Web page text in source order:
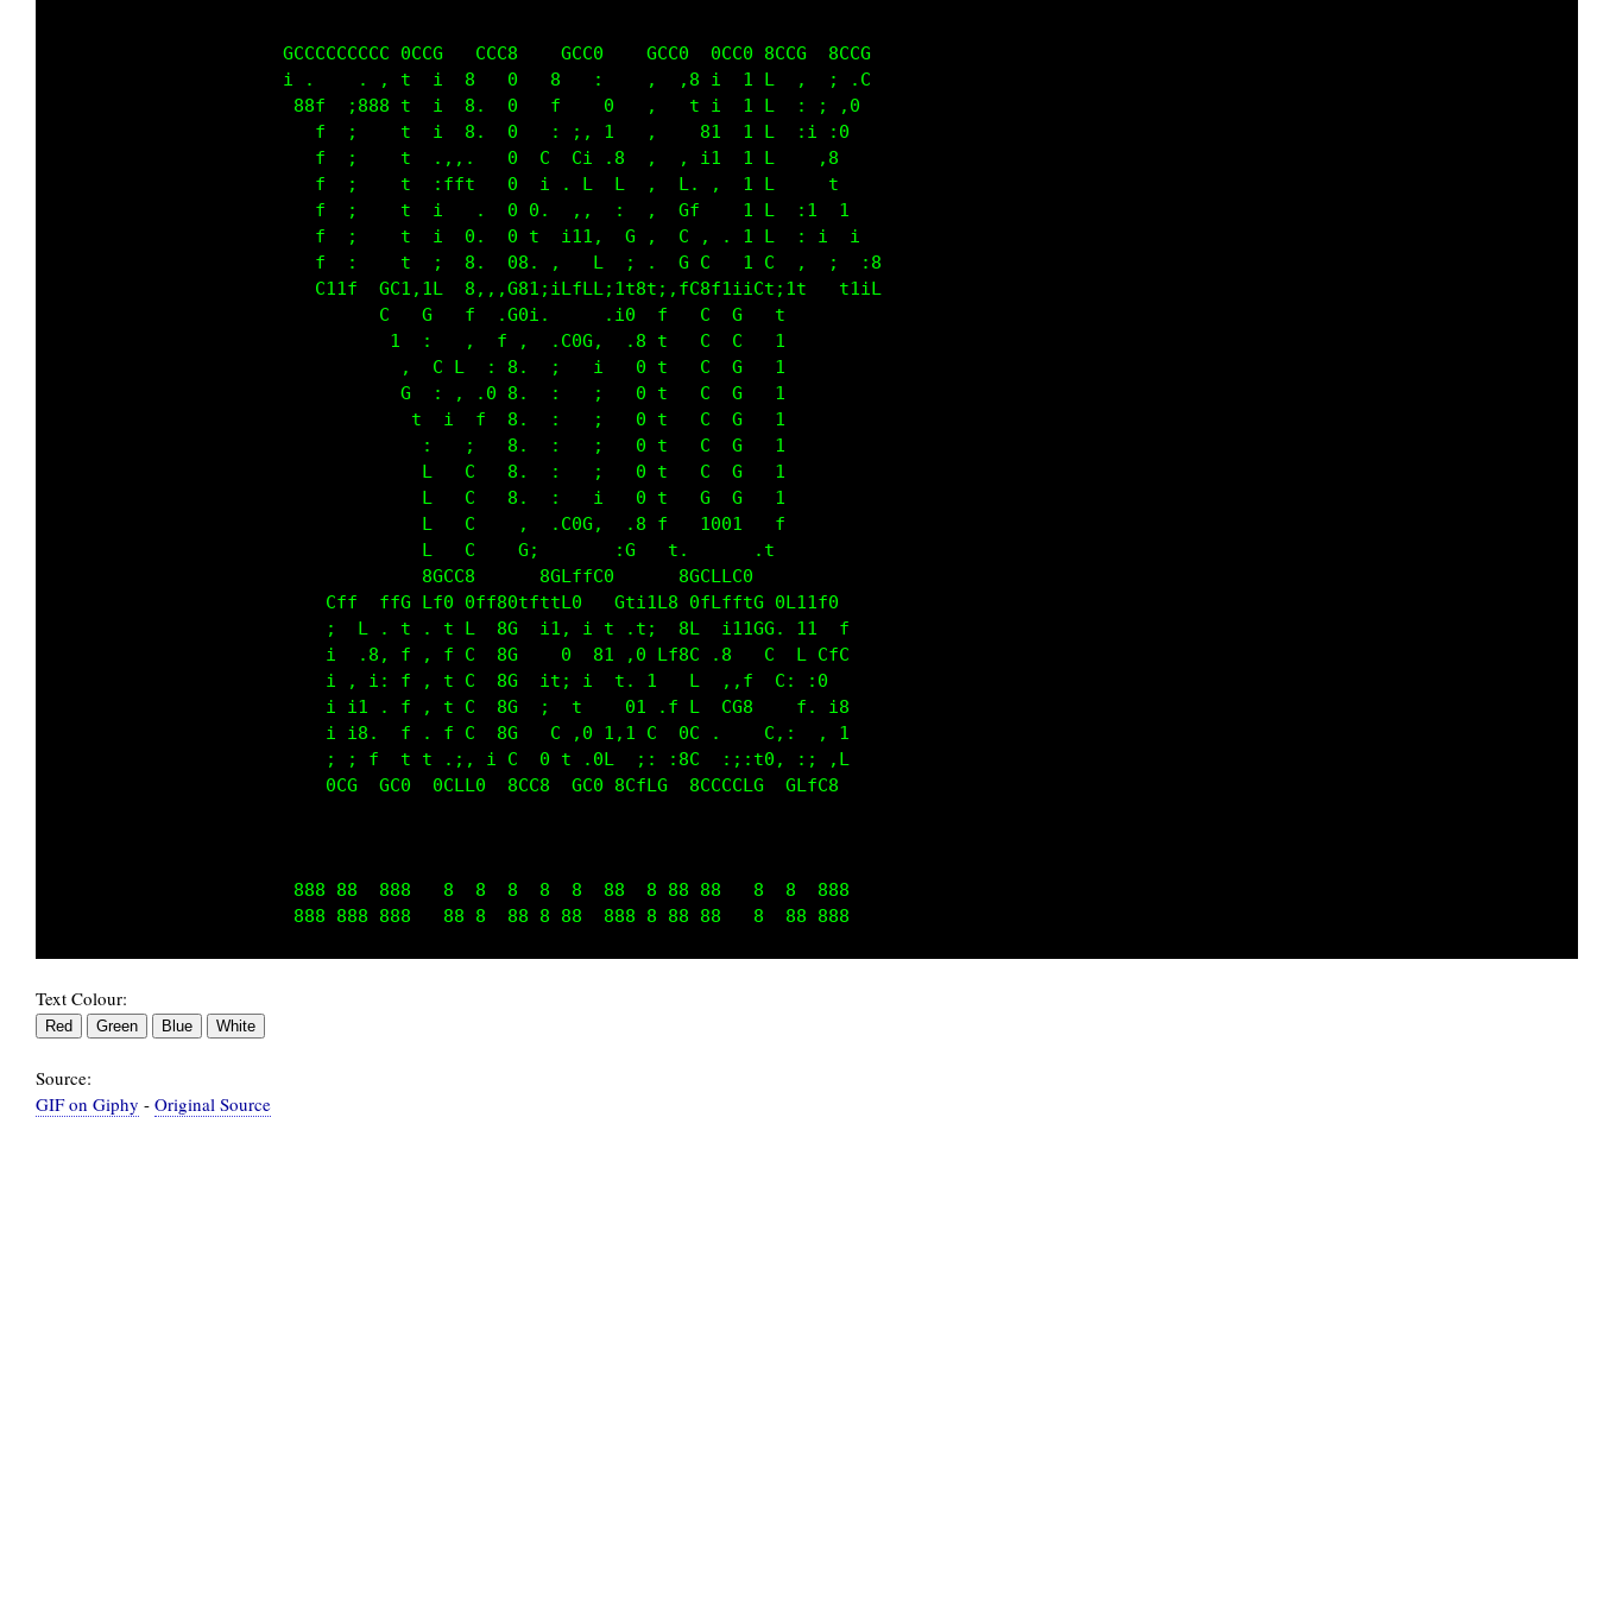
                      GCCCCCCCCC 0CCG   CCC8    GCC0    GCC0  0CC0 8CCG  8CCG
                      i .    . , t  i  8   0   8   :    ,  ,8 i  1 L  ,  ; .C
                       88f  ;888 t  i  8.  0   f    0   ,   t i  1 L  : ; ,0
                         f  ;    t  i  8.  0   : ;, 1   ,    81  1 L  :i :0
                         f  ;    t  .,,.   0  C  Ci .8  ,  , i1  1 L    ,8
                         f  ;    t  :fft   0  i . L  L  ,  L. ,  1 L     t
                         f  ;    t  i   .  0 0.  ,,  :  ,  Gf    1 L  :1  1
                         f  ;    t  i  0.  0 t  i11,  G ,  C , . 1 L  : i  i
                         f  :    t  ;  8   08. .   f  ; .  C C   1 L  ,  ;  :8
                         C11f    C1tL  811t 811L   811t ftt0  ft1L G11f   t1iL
                                   0GG    0GG  8CLCG    000   000
                                   1  C  L  t0:  .  .f 8.  0 8  .8
                                    : :  : : ;  f 8,  0 ,  0 8. .8
                                    G  GG .0 :  C  :  0 ,  0 8. .8
                                     t ;; f  ;  C  ,  0 ,  0 8. .8
                                      :  ;   ;  C  ,  0 ,  0 8. .8
                                      f  f   ;  C  ,  0 ,  0 8. .8
                                      t  f   ;  L 8,  0 .  G 0. .8
                                      t  f   G:  .  .f  L,  ,  ,L
                                      0CC0     GCLLC8    0CffCG8               888
               1,,,C  i,,i 8:,,f  G,,,G C,,,. .,iL   8t:.  ,;f   :,,.....f  f;.  .:10
               i   ,  ;  ; 8.  t  G   C f   ttt:  ;  :  :ff.  :  ,  :ttttG 1  .fL:  .0
               1    t ;  ; 8,  t  G   C f  .   8.  G    1  L::;8 ,  t      :  :  G:;:G
               1    .8;  ; 8,  t  G   C f  .   0   0 f   i0      ,  iGGG8  C.  :C
               1  ,, 1i  ; 8,  t  G   C f   iii,  t   G:  .t8    ,      0   0i   i0
               1  ;C  .  ; 8,  t  G   C f   .   ;G      C:  ,L   ,  iGCG      G;  .t
               1  : ;    ; 8,  t  G   C f  . L  ,0   CCC8 f.  1  ,  1      GCC0 C,  ;8
               1  : 0.   ; 8.  t  G   C f  .8 t  ,8 8   t  t   0 ,  1      ,  ;  C . C
               i  ,  t   ;  1   i1,  :8 f   8  i  ,8 i  .11.  :8 .  ,iiii1 t   i1,  ,0
                       888 88  888   8  8  8  8  8  88  8 88 8    8  8  888
Text Colour:
Source:
GIF on Giphy - Original Source